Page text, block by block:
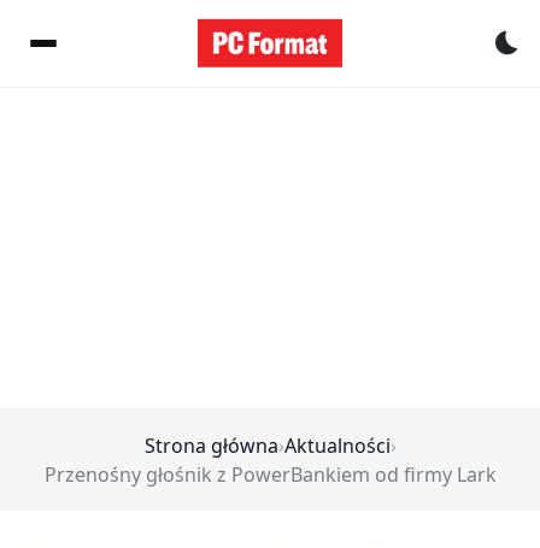
Strona główna›Aktualności›
Przenośny głośnik z PowerBankiem od firmy Lark